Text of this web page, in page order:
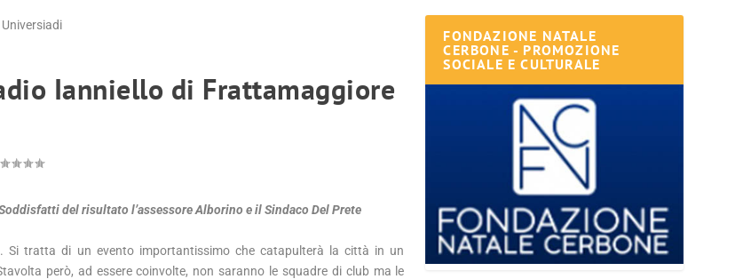
Ianniello di Frattamaggiore
del risultato l’assessore Alborino e il Sindaco Del Prete
. Si tratta di un evento importantissimo che catapulterà la città in un
però, ad essere coinvolte, non saranno le squadre di club ma le
FONDAZIONE NATALE
CERBONE - PROMOZIONE
SOCIALE E CULTURALE